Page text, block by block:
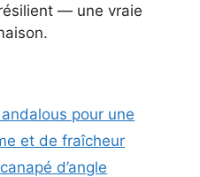
— une vraie
pour une
et de fraîcheur
d’angle